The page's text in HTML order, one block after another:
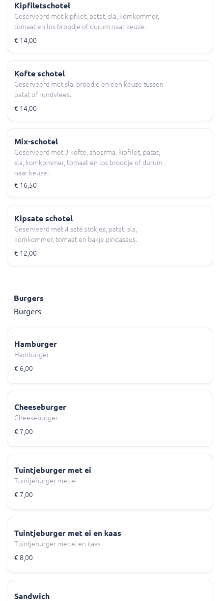
Kipfiletschotel
Geserveerd met kipfilet, patat, sla, komkommer,
tomaat en los broodje of durum naar keuze.
€ 14,00
Kofte schotel
Geserveerd met sla, broodje en een keuze tussen
patat of rundvlees.
€ 14,00
Mix-schotel
Geserveerd met 3 kofte, shoarma, kipfilet, patat,
sla, komkommer, tomaat en los broodje of durum
naar keuze.
€ 16,50
Kipsate schotel
Geserveerd met 4 saté stokjes, patat, sla,
komkommer, tomaat en bakje pindasaus.
€ 12,00
Burgers
Burgers
Hamburger
Hamburger
€ 6,00
Cheeseburger
Cheeseburger
€ 7,00
Tuintjeburger met ei
Tuintjeburger met ei
€ 7,00
Tuintjeburger met ei en kaas
Tuintjeburger met ei en kaas
€ 8,00
Sandwich